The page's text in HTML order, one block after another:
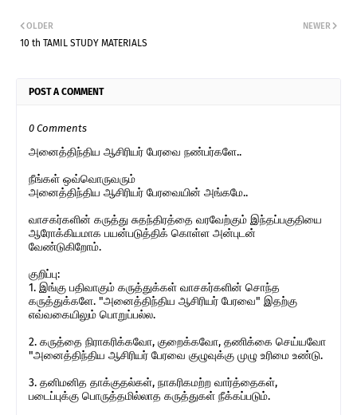
NEWER
OLDER
10 th TAMIL STUDY MATERIALS
POST A COMMENT
0 Comments
அனைத்திந்திய ஆசிரியர் பேரவை நண்பர்களே..
நீங்கள் ஒவ்வொருவரும்
அனைத்திந்திய ஆசிரியர் பேரவையின் அங்கமே..
வாசகர்களின் கருத்து சுதந்திரத்தை வரவேற்கும் இந்தப்பகுதியை
ஆரோக்கியமாக பயன்படுத்திக் கொள்ள அன்புடன்
வேண்டுகிறோம்.
குறிப்பு:
1. இங்கு பதிவாகும் கருத்துக்கள் வாசகர்களின் சொந்த
கருத்துக்களே. "அனைத்திந்திய ஆசிரியர் பேரவை" இதற்கு
எவ்வகையிலும் பொறுப்பல்ல.
2. கருத்தை நிராகரிக்கவோ, குறைக்கவோ, தணிக்கை செய்யவோ
"அனைத்திந்திய ஆசிரியர் பேரவை குழுவுக்கு முழு உரிமை உண்டு.
3. தனிமனித தாக்குதல்கள், நாகரிகமற்ற வார்த்தைகள்,
படைப்புக்கு பொருத்தமில்லாத கருத்துகள் நீக்கப்படும்.